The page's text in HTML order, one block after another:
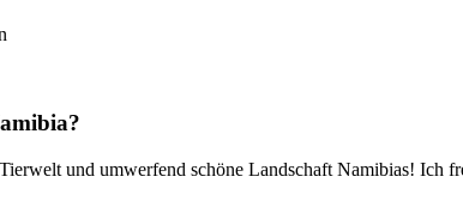
und umwerfend schöne Landschaft Namibias! Ich